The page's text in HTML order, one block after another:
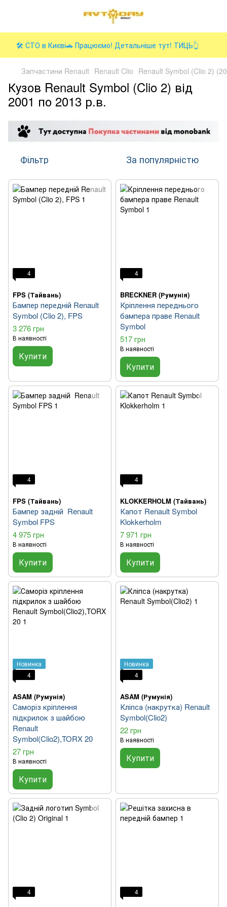
🛠️ СТО в Києві🚗 Працюємо! Детальніше тут! ТИЦЬ👆
Запчастини Renault Renault Clio Renault Symbol (Clio 2)
Кузов Renault Symbol (Clio 2) від
2001 по 2013 р.в.
Фільтр За популярністю
4
FPS (Тайвань)
Бампер передній Renault
Symbol (Clio 2), FPS
3 276 грн
В наявності
Купити
4
BRECKNER (Румунія)
Кріплення переднього
бампера праве Renault
Symbol
517 грн
В наявності
Купити
4
FPS (Тайвань)
Бампер задній Renault
Symbol FPS
4 975 грн
В наявності
Купити
4
KLOKKERHOLM (Тайвань)
Капот Renault Symbol
Klokkerholm
7 971 грн
В наявності
Купити
Новинка
4
ASAM (Румунія)
Саморіз кріплення
підкрилок з шайбою
Renault
Symbol(Clio2),TORX 20
27 грн
В наявності
Купити
Новинка
4
ASAM (Румунія)
Кліпса (накрутка) Renault
Symbol(Clio2)
22 грн
В наявності
Купити
4 4